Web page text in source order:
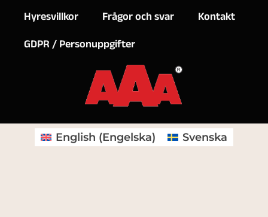
Hyresvillkor Frågor och svar
Kontakt
GDPR / Personuppgifter
English (Engelska) Svenska